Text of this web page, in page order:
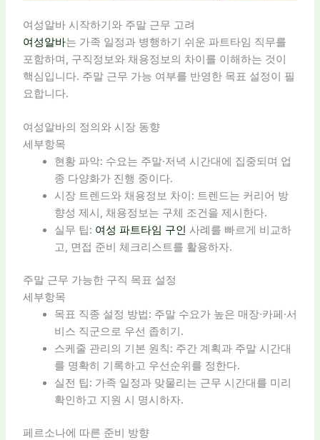
여성알바 시작하기와 주말 근무 고려
여성알바는 가족 일정과 병행하기 쉬운 파트타임 직무를
포함하며, 구직정보와 채용정보의 차이를 이해하는 것이
핵심입니다. 주말 근무 가능 여부를 반영한 목표 설정이 필
요합니다.
여성알바의 정의와 시장 동향
세부항목
현황 파악: 수요는 주말·저녁 시간대에 집중되며 업
종 다양화가 진행 중이다.
시장 트렌드와 채용정보 차이: 트렌드는 커리어 방
향성 제시, 채용정보는 구체 조건을 제시한다.
실무 팁: 여성 파트타임 구인 사례를 빠르게 비교하
고, 면접 준비 체크리스트를 활용하자.
주말 근무 가능한 구직 목표 설정
세부항목
목표 직종 설정 방법: 주말 수요가 높은 매장·카페·서
비스 직군으로 우선 좁히기.
스케줄 관리의 기본 원칙: 주간 계획과 주말 시간대
를 명확히 기록하고 우선순위를 정한다.
실전 팁: 가족 일정과 맞물리는 근무 시간대를 미리
확인하고 지원 시 명시하자.
페르소나에 따른 준비 방향